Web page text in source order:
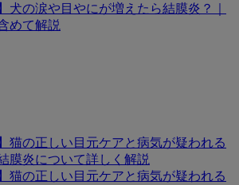
犬の涙や目やにが増えたら結膜炎？｜
めて解説
猫の正しい目元ケアと病気が疑われる
膜炎について詳しく解説
猫の正しい目元ケアと病気が疑われる